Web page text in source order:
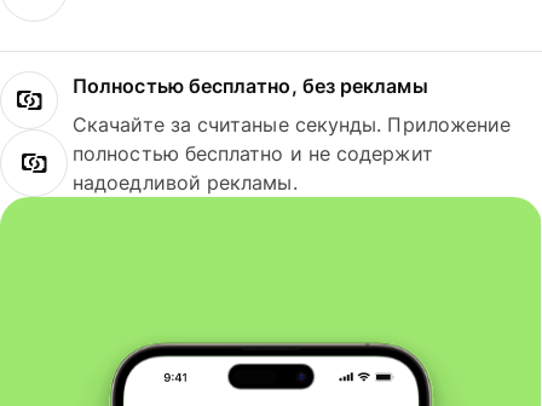
Полностью бесплатно, без рекламы
Скачайте за считаные секунды. Приложение
полностью бесплатно и не содержит
надоедливой рекламы.